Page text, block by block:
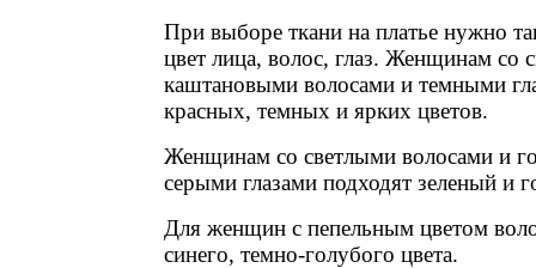
При выборе ткани на платье нужно
цвет лица, волос, глаз. Женщинам со
каштановыми волосами и темными
красных, темных и ярких цветов.
Женщинам со светлыми волосами и
серыми глазами подходят зеленый и
Для женщин с пепельным цветом
синего, темно-голубого цвета.